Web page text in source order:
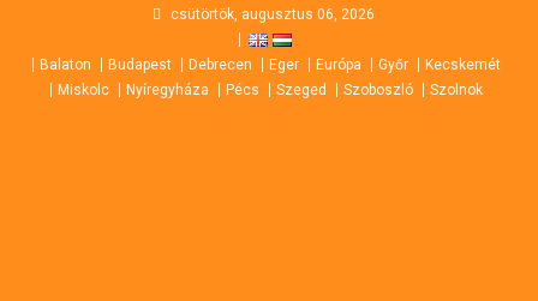
content
csütörtök, augusztus 06, 2026
Balaton Budapest Debrecen Eger Európa Győr
Kecskemét
Miskolc
Nyíregyháza Pécs Szeged Szoboszló Szolnok